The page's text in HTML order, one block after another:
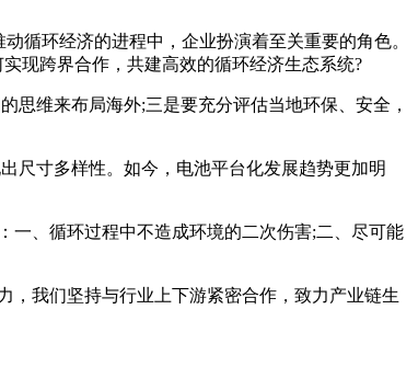
环经济的进程中，企业扮演着至关重要的角色。
现跨界合作，共建高效的循环经济生态系统?
维来布局海外;三是要充分评估当地环保、安全，
寸多样性。如今，电池平台化发展趋势更加明
、循环过程中不造成环境的二次伤害;二、尽可能
我们坚持与行业上下游紧密合作，致力产业链生